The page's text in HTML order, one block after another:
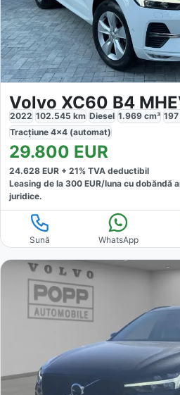
2022 102.545 km Diesel 1.969 cm³ 197
Tracțiune 4x4 (automat)
29.800 EUR
24.628 EUR + 21% TVA deductibil
Leasing de la 300 EUR/luna cu dobăndă
juridice.
Sună WhatsApp